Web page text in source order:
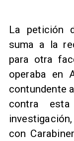
​La petición
suma a la
para otra
operaba en
contundente
contra
con